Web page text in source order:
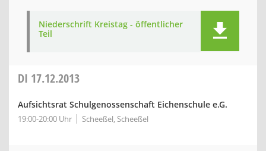
Niederschrift Kreistag - öffentlicher
Teil
DI 17.12.2013
Aufsichtsrat Schulgenossenschaft Eichenschule e.G.
19:00-20:00 Uhr Scheeßel, Scheeßel